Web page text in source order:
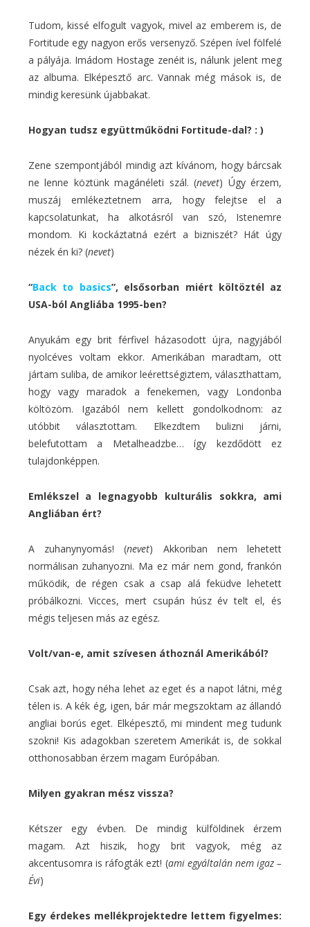
Tudom, kissé elfogult vagyok, mivel az emberem is, de
Fortitude egy nagyon erős versenyző. Szépen ível fölfelé
a pályája. Imádom Hostage zenéit is, nálunk jelent meg
az albuma. Elképesztő arc. Vannak még mások is, de
mindig keresünk újabbakat.
Hogyan tudsz együttműködni Fortitude-dal? : )
Zene szempontjából mindig azt kívánom, hogy bárcsak
ne lenne köztünk magánéleti szál. (nevet) Úgy érzem,
muszáj emlékeztetnem arra, hogy felejtse el a
kapcsolatunkat, ha alkotásról van szó, Istenemre
mondom. Ki kockáztatná ezért a bizniszét? Hát úgy
nézek én ki? (nevet)
“Back to basics”, elsősorban miért költöztél az
USA-ból Angliába 1995-ben?
Anyukám egy brit férfivel házasodott újra, nagyjából
nyolcéves voltam ekkor. Amerikában maradtam, ott
jártam suliba, de amikor leérettségiztem, választhattam,
hogy vagy maradok a fenekemen, vagy Londonba
költözöm. Igazából nem kellett gondolkodnom: az
utóbbit választottam. Elkezdtem bulizni járni,
belefutottam a Metalheadzbe… így kezdődött ez
tulajdonképpen.
Emlékszel a legnagyobb kulturális sokkra, ami
Angliában ért?
A zuhanynyomás! (nevet) Akkoriban nem lehetett
normálisan zuhanyozni. Ma ez már nem gond, frankón
működik, de régen csak a csap alá feküdve lehetett
próbálkozni. Vicces, mert csupán húsz év telt el, és
mégis teljesen más az egész.
Volt/van-e, amit szívesen áthoznál Amerikából?
Csak azt, hogy néha lehet az eget és a napot látni, még
télen is. A kék ég, igen, bár már megszoktam az állandó
angliai borús eget. Elképesztő, mi mindent meg tudunk
szokni! Kis adagokban szeretem Amerikát is, de sokkal
otthonosabban érzem magam Európában.
Milyen gyakran mész vissza?
Kétszer egy évben. De mindig külföldinek érzem
magam. Azt hiszik, hogy brit vagyok, még az
akcentusomra is ráfogták ezt! (ami egyáltalán nem igaz –
Évi)
Egy érdekes mellékprojektedre lettem figyelmes: